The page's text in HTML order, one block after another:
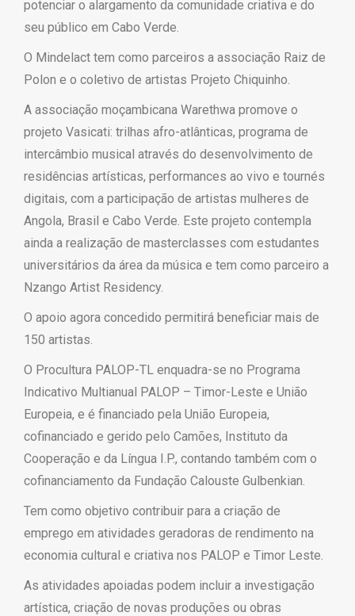
potenciar o alargamento da comunidade criativa e do
seu público em Cabo Verde.
O Mindelact tem como parceiros a associação Raiz de
Polon e o coletivo de artistas Projeto Chiquinho.
A associação moçambicana Warethwa promove o
projeto Vasicati: trilhas afro-atlânticas, programa de
intercâmbio musical através do desenvolvimento de
residências artísticas, performances ao vivo e tournés
digitais, com a participação de artistas mulheres de
Angola, Brasil e Cabo Verde. Este projeto contempla
ainda a realização de masterclasses com estudantes
universitários da área da música e tem como parceiro a
Nzango Artist Residency.
O apoio agora concedido permitirá beneficiar mais de
150 artistas.
O Procultura PALOP-TL enquadra-se no Programa
Indicativo Multianual PALOP – Timor-Leste e União
Europeia, e é financiado pela União Europeia,
cofinanciado e gerido pelo Camões, Instituto da
Cooperação e da Língua I.P., contando também com o
cofinanciamento da Fundação Calouste Gulbenkian.
Tem como objetivo contribuir para a criação de
emprego em atividades geradoras de rendimento na
economia cultural e criativa nos PALOP e Timor Leste.
As atividades apoiadas podem incluir a investigação
artística, criação de novas produções ou obras